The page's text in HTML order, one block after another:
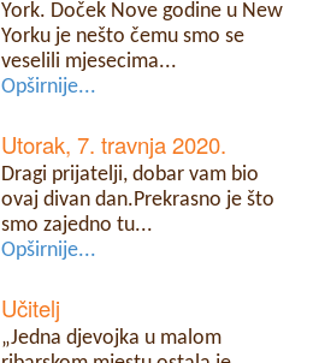
York. Doček Nove godine u New
Yorku je nešto čemu smo se
veselili mjesecima...
Opširnije...
Utorak, 7. travnja 2020.
Dragi prijatelji, dobar vam bio
ovaj divan dan.Prekrasno je što
smo zajedno tu...
Opširnije...
Učitelj
„Jedna djevojka u malom